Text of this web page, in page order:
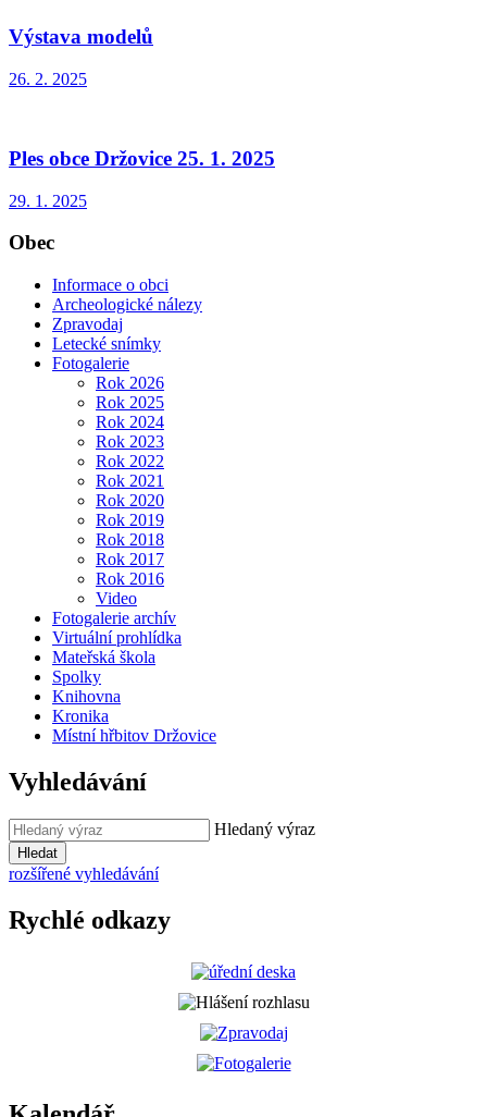
Výstava modelů
26. 2. 2025
Ples obce Držovice 25. 1. 2025
29. 1. 2025
Obec
Informace o obci
Archeologické nálezy
Zpravodaj
Letecké snímky
Fotogalerie
Rok 2026
Rok 2025
Rok 2024
Rok 2023
Rok 2022
Rok 2021
Rok 2020
Rok 2019
Rok 2018
Rok 2017
Rok 2016
Video
Fotogalerie archív
Virtuální prohlídka
Mateřská škola
Spolky
Knihovna
Kronika
Místní hřbitov Držovice
Vyhledávání
Hledaný výraz
Hledat
rozšířené vyhledávání
Rychlé odkazy